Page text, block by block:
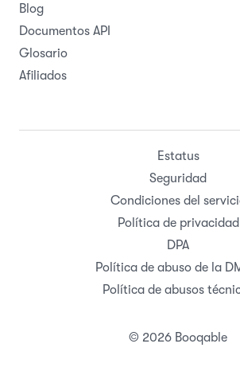
Blog
Documentos API
Glosario
Afiliados
© 2026 Booqable
Estatus
Seguridad
Condiciones del
Política de privacidad
DPA
Política de abuso de la
Política de abusos